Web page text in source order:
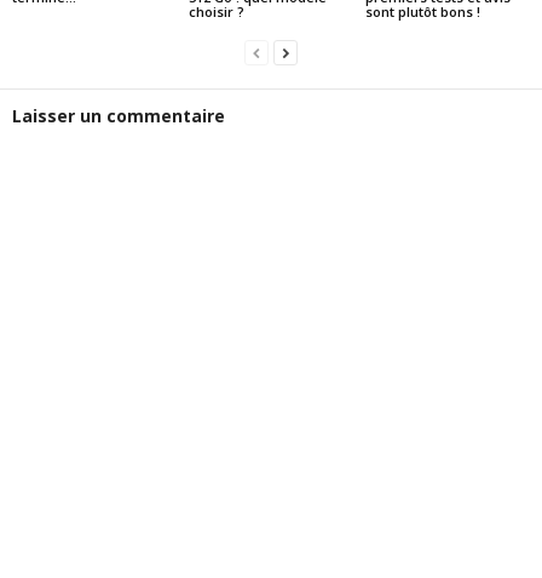
choisir ?
sont plutôt bons !
Laisser un commentaire